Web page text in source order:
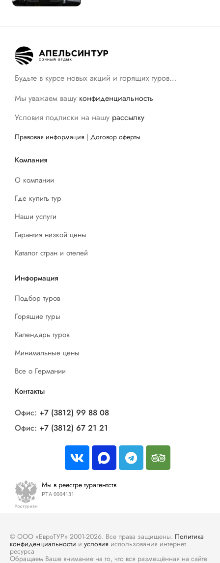
Будьте в курсе новых акций и горящих туров…
Мы уважаем вашу конфиденциальность
Условия подписки на нашу рассылку
Правовая информация | Договор оферты
Компания
О компании
Где купить тур
Наши услуги
Гарантия низкой цены
Каталог стран и отелей
Информация
Подбор туров
Горящие туры
Календарь туров
Минимальные цены
Все о Германии
Контакты
Офис: +7 (3812) 99 88 08
Офис: +7 (3812) 67 21 21
Мы в реестре турагентств
РТА 0004131
© ООО «ЕвроТУР» 2001-2026. Все права защищены. Политика
конфиденциальности и условия использования интернет
ресурса
Обращаем Ваше внимание на то, что вся размещённая на сайте